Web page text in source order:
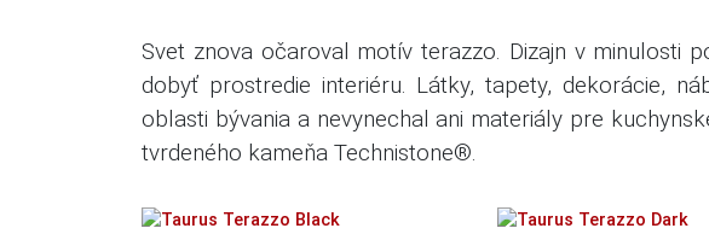
Svet znova očaroval motív terazzo. Dizajn v minulosti
dobyť prostredie interiéru. Látky, tapety, dekorácie,
oblasti bývania a nevynechal ani materiály pre
tvrdeného kameňa Technistone®.